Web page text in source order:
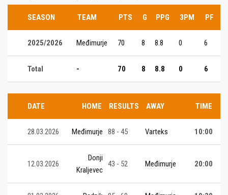
SEASON TEAM PTS G PPG 3PM PF
2025/2026 Međimurje 70 8 8.8 0 6
Total - 70 8 8.8 0 6
DATE HOME RESULTS AWAY TIME
28.03.2026 Međimurje 88 - 45 Varteks 10:00
12.03.2026
Donji
Kraljevec
43 - 52 Međimurje 20:00